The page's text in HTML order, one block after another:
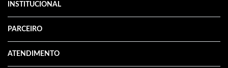
INSTITUCIONAL
PARCEIRO
ATENDIMENTO